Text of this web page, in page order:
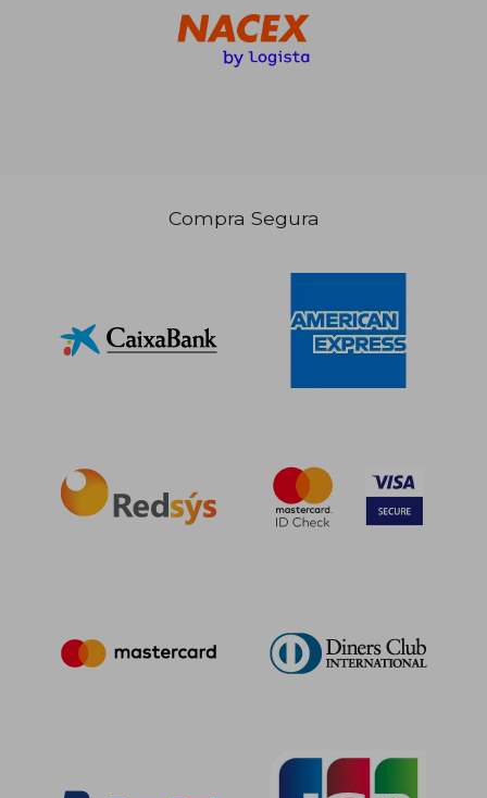
5%
dcto.
109,37 €
Compra Segura